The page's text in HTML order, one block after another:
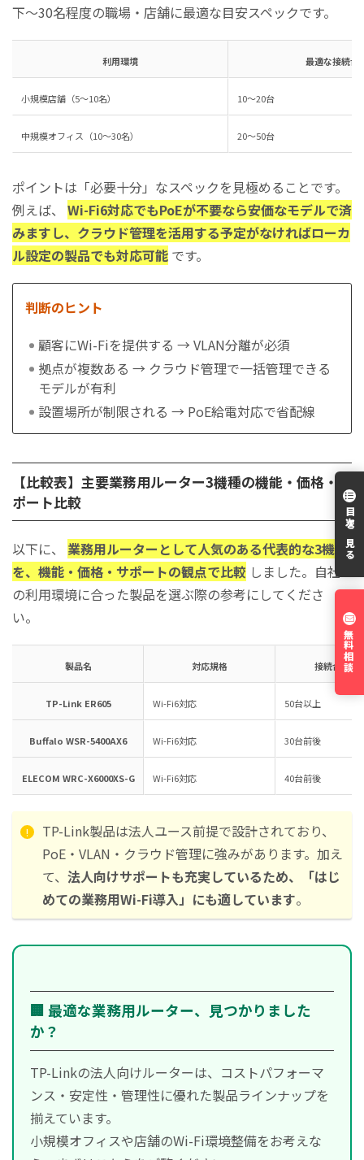
目次を見る
下〜30名程度の職場・店舗に最適な目安スペックです。
利用環境 最適な接続台
小規模店舗（5〜10名） 10〜20台
中規模オフィス（10〜30名） 20〜50台
ポイントは「必要十分」なスペックを見極めることです。
例えば、 Wi-Fi6対応でもPoEが不要なら安価なモデルで済
みますし、クラウド管理を活用する予定がなければローカ
ル設定の製品でも対応可能 です。
判断のヒント
顧客にWi-Fiを提供する → VLAN分離が必須
拠点が複数ある → クラウド管理で一括管理できる
モデルが有利
設置場所が制限される → PoE給電対応で省配線
【比較表】主要業務用ルーター3機種の機能・価格・サ
ポート比較
以下に、 業務用ルーターとして人気のある代表的な3機種
を、機能・価格・サポートの観点で比較 しました。自社
の利用環境に合った製品を選ぶ際の参考にしてくださ
い。
製品名 対応規格 接続台数目
TP-Link ER605 Wi-Fi6対応 50台以上
Buffalo WSR-5400AX6 Wi-Fi6対応 30台前後
ELECOM WRC-X6000XS-G Wi-Fi6対応 40台前後
TP-Link製品は法人ユース前提で設計されており、
PoE・VLAN・クラウド管理に強みがあります。加え
て、 法人向けサポートも充実しているため、「はじ
めての業務用Wi-Fi導入」にも適しています。
🏢 最適な業務用ルーター、見つかりました
か？
TP-Linkの法人向けルーターは、コストパフォーマ
ンス・安定性・管理性に優れた製品ラインナップを
揃えています。
小規模オフィスや店舗のWi-Fi環境整備をお考えな
無料相談